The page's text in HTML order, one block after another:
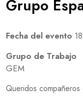
Grupo
Fecha del evento
Grupo de Trabajo
GEM
Queridos